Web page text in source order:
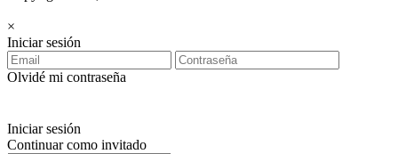
×
Iniciar sesión
Olvidé mi contraseña
Iniciar sesión
Continuar como invitado